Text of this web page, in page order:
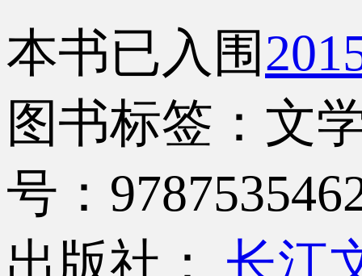
本书已入围
图书标签：文
号：
出版社： 长江